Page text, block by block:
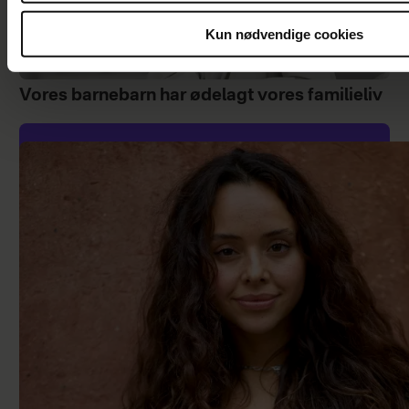
Kun nødvendige cookies
Vores barnebarn har ødelagt vores familieliv